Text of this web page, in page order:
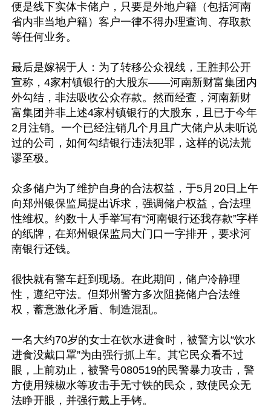
便是线下实体卡储户，只要是外地户籍（包括河南
省内非当地户籍）客户一律不得办理查询、存取款
等任何业务。
最后是嫁祸于人：为了转移公众视线，王胜邦公开
宣称，4家村镇银行的大股东——河南新财富集团内
外勾结，非法吸收公众存款。然而经查，河南新财
富集团并非上述4家村镇银行的大股东，且已于今年
2月注销。一个已经注销几个月且广大储户从未听说
过的公司，如何勾结银行违法犯罪，这样的说法荒
谬至极。
众多储户为了维护自身的合法权益，于5月20日上午
向郑州银保监局提出诉求，强调储户权益，合法理
性维权。约数十人手举写有“河南银行还我存款”字样
的纸牌，在郑州银保监局大门口一字排开，要求河
南银行还钱。
很快就有警车赶到现场。在此期间，储户冷静理
性，遵纪守法。但郑州警方多次阻挠储户合法维
权，蓄意激化矛盾、制造混乱。
一名大约70岁的女士在饮水进食时，被警方以“饮水
进食没戴口罩”为由强行抓上车。其它民众看不过
眼，上前劝止，被警号080519的民警暴力攻击，警
方使用辣椒水等攻击手无寸铁的民众，致使民众无
法睁开眼，并强行戴上手铐。